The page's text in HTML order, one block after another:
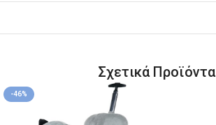
Σχετικά Προϊόντα
-46%